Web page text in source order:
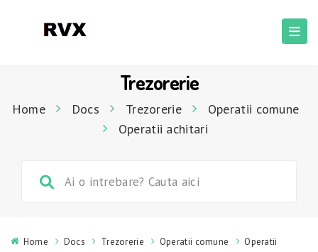
Trezorerie
Home Docs Trezorerie
Operatii comune
Operatii achitari
Home Docs Trezorerie Operatii comune
Operatii